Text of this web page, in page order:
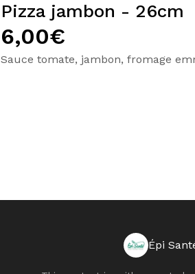
Pizza jambon - 26cm
6,00€
Sauce tomate, jambon, fromage
Épi